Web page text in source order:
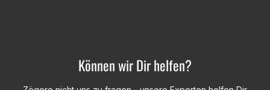
Können wir Dir helfen?